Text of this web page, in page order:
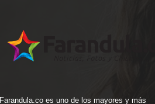
Farandula.co es uno de los mayores y más